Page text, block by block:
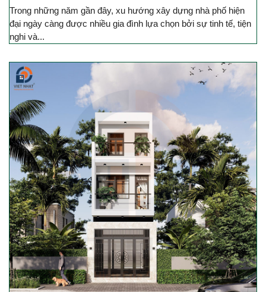
Trong những năm gần đây, xu hướng xây dựng nhà phố hiện
đại ngày càng được nhiều gia đình lựa chọn bởi sự tinh tế, tiện
nghi và...